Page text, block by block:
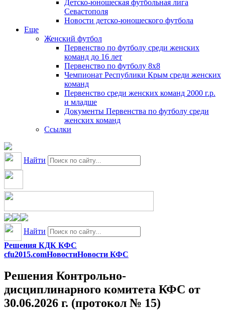
Детско-юношеская футбольная лига
Севастополя
Новости детско-юношеского футбола
Еще
Женский футбол
Первенство по футболу среди женских
команд до 16 лет
Первенство по футболу 8х8
Чемпионат Республики Крым среди женских
команд
Первенство среди женских команд 2000 г.р.
и младше
Документы Первенства по футболу среди
женских команд
Ссылки
Найти
Найти
Решения КДК КФС
cfu2015.comНовостиНовости КФС
Решения Контрольно-
дисциплинарного комитета КФС от
30.06.2026 г. (протокол № 15)